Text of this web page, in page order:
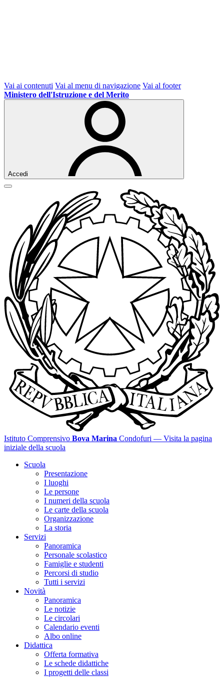
Vai ai contenuti Vai al menu di navigazione Vai al footer
Ministero dell'Istruzione e del Merito
Accedi
Istituto Comprensivo Bova Marina Condofuri — Visita la pagina
iniziale della scuola
Scuola
Presentazione
I luoghi
Le persone
I numeri della scuola
Le carte della scuola
Organizzazione
La storia
Servizi
Panoramica
Personale scolastico
Famiglie e studenti
Percorsi di studio
Tutti i servizi
Novità
Panoramica
Le notizie
Le circolari
Calendario eventi
Albo online
Didattica
Offerta formativa
Le schede didattiche
I progetti delle classi